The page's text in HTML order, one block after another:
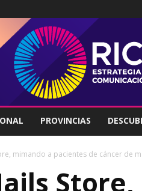
PROVINCIAS
mimando a pacientes de cáncer de